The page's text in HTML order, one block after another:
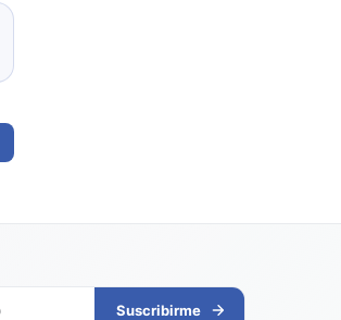
Suscribirme